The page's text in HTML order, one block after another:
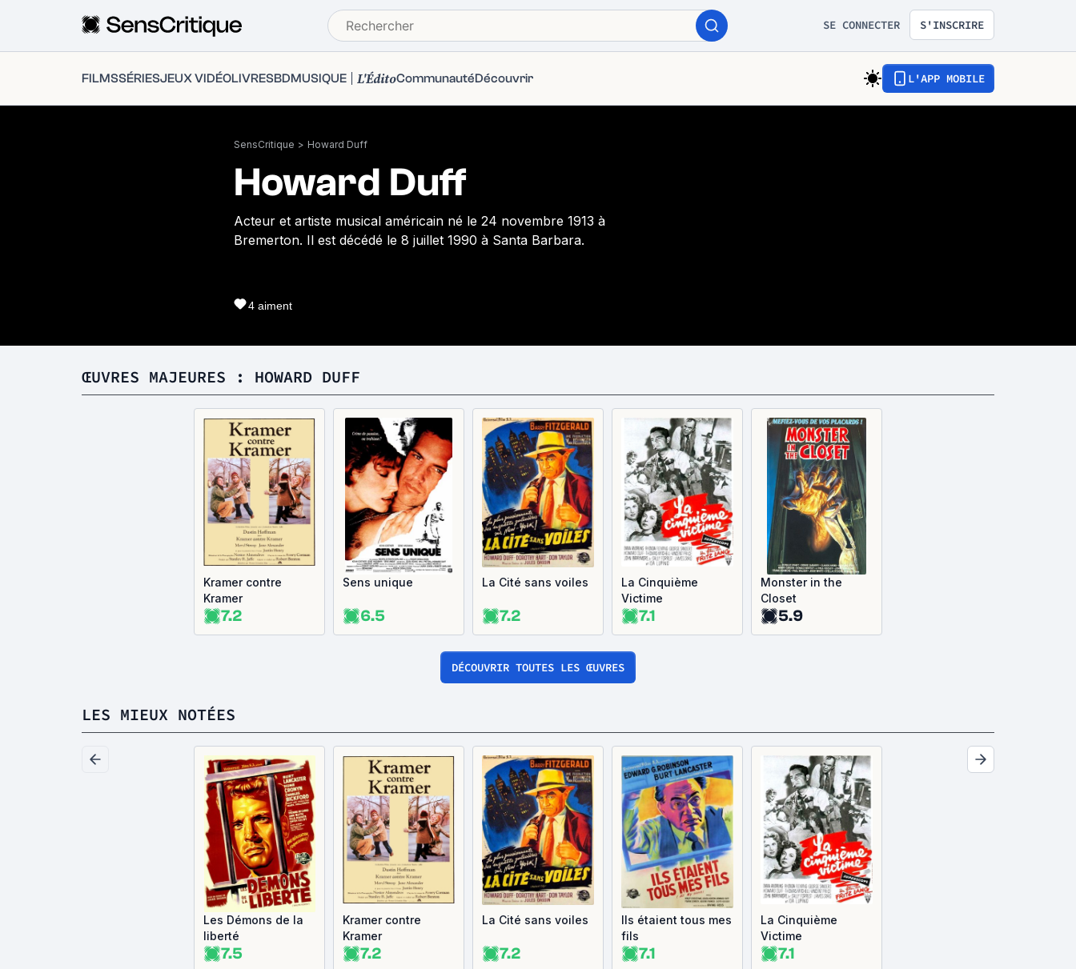
SE CONNECTER S'INSCRIRE
FILMSSÉRIESJEUX VIDÉOLIVRESBDMUSIQUE L'ÉditoCommunautéDécouvrir L'APP MOBILE
SensCritique > Howard Duff
Howard Duff
Acteur et artiste musical américain né le 24 novembre 1913 à
Bremerton. Il est décédé le 8 juillet 1990 à Santa Barbara.
4 aiment
ŒUVRES MAJEURES : HOWARD DUFF
Kramer contre
Kramer
7.2
Sens unique
6.5
La Cité sans voiles
7.2
La Cinquième
Victime
7.1
Monster in the
Closet
5.9
DÉCOUVRIR TOUTES LES ŒUVRES
LES MIEUX NOTÉES
Les Démons de la
liberté
7.5
Kramer contre
Kramer
7.2
La Cité sans voiles
7.2
Ils étaient tous mes
fils
7.1
La Cinquième
Victime
7.1